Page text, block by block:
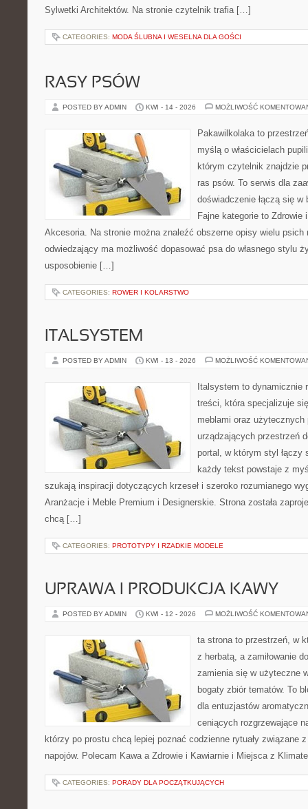
Sylwetki Architektów. Na stronie czytelnik trafia […]
CATEGORIES: MODA ŚLUBNA I WESELNA DLA GOŚCI
RASY PSÓW
POSTED BY ADMIN KWI - 14 - 2026 MOŻLIWOŚĆ
Pakawilkolaka to
myślą o właścicielach
którym czytelnik znajdzie
ras psów. To serwis dla
doświadczenie łączą się w
Fajne kategorie to
Akcesoria. Na stronie można znaleźć obszerne opisy wielu psich
odwiedzający ma możliwość dopasować psa do własnego stylu
usposobienie […]
CATEGORIES: ROWER I KOLARSTWO
ITALSYSTEM
POSTED BY ADMIN KWI - 13 - 2026 MOŻLIWOŚĆ
Italsystem to dynamicznie
treści, która specjalizuje
meblami oraz użytecznych
urządzających przestrzeń
portal, w którym styl łączy
każdy tekst powstaje z
szukają inspiracji dotyczących krzeseł i szeroko rozumianego
Aranżacje i Meble Premium i Designerskie. Strona została
chcą […]
CATEGORIES: PROTOTYPY I RZADKIE MODELE
UPRAWA I PRODUKCJA KAWY
POSTED BY ADMIN KWI - 12 - 2026 MOŻLIWOŚĆ
ta strona to przestrzeń, w
z herbatą, a zamiłowanie
zamienia się w użyteczne
bogaty zbiór tematów. To
dla entuzjastów
ceniących rozgrzewające
którzy po prostu chcą lepiej poznać codzienne rytuały związane
napojów. Polecam Kawa a Zdrowie i Kawiarnie i Miejsca z
CATEGORIES: PORADY DLA POCZĄTKUJĄCYCH